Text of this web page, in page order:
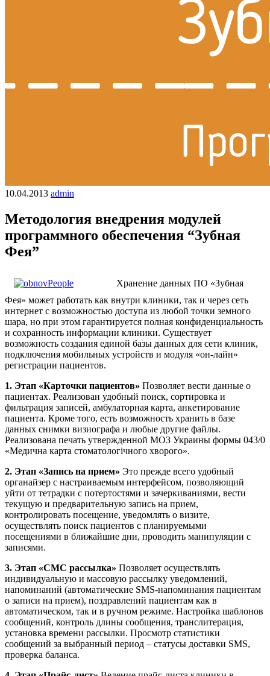
10.04.2013 admin
Методология внедрения модулей
программного обеспечения “Зубная
Фея”
Хранение данных ПО «Зубная
Фея» может работать как внутри клиники, так и через сеть
интернет с возможностью доступа из любой точки земного
шара, но при этом гарантируется полная конфиденциальность
и сохранность информации клиники. Существует
возможность создания единой базы данных для сети клиник,
подключения мобильных устройств и модуля «он-лайн»
регистрации пациентов.
1. Этап «Карточки пациентов» Позволяет вести данные о
пациентах. Реализован удобный поиск, сортировка и
фильтрация записей, амбулаторная карта, анкетирование
пациента. Кроме того, есть возможность хранить в базе
данных снимки визиографа и любые другие файлы.
Реализована печать утвержденной МОЗ Украины формы 043/0
«Медична карта стоматологічного хворого».
2. Этап «Запись на прием» Это прежде всего удобный
органайзер с настраиваемым интерфейсом, позволяющий
уйти от тетрадки с потертостями и зачеркиваниями, вести
текущую и предварительную запись на прием,
контролировать посещение, уведомлять о визите,
осуществлять поиск пациентов с планируемыми
посещениями в ближайшие дни, проводить манипуляции с
записями.
3. Этап «СМС рассылка» Позволяет осуществлять
индивидуальную и массовую рассылку уведомлений,
напоминаний (автоматические SMS-напоминания пациентам
о записи на прием), поздравлений пациентам как в
автоматическом, так и в ручном режиме. Настройка шаблонов
сообщений, контроль длины сообщения, транслитерация,
установка времени рассылки. Просмотр статистики
сообщений за выбранный период – статусы доставки SMS,
проверка баланса.